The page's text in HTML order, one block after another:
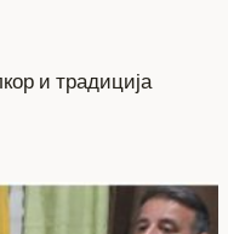
и традиција